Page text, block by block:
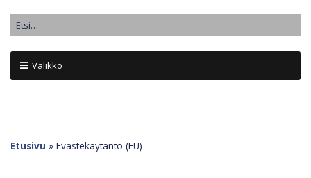
Valikko
Etusivu » Evästekäytäntö (EU)